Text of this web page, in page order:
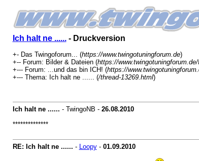
Ich halt ne ......- Druckversion
+- Das Twingoforum... (https://www.twingotuningforum.de)
+-- Forum: Bilder & Dateien (https://
+--- Forum: ...und das bin ICH! (https://
+--- Thema: Ich halt ne ...... (/thread-13269.html)
Ich halt ne ...... - TwingoNB - 26.08.2010
**************
RE: Ich halt ne ...... - Loopy- 01.09.2010